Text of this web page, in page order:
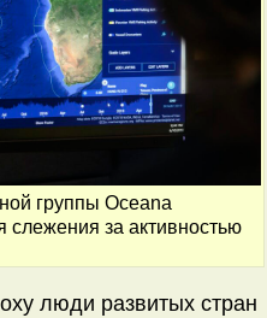
группы Oceana
слежения за активностью
люди развитых стран